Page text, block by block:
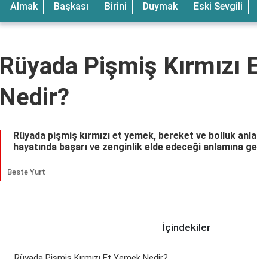
Almak Başkası Birini Duymak Eski Sevgili
Rüyada Pişmiş Kırmızı
Nedir?
Rüyada pişmiş kırmızı et yemek, bereket ve bolluk
hayatında başarı ve zenginlik elde edeceği anlamına
Beste Yurt
İçindekiler